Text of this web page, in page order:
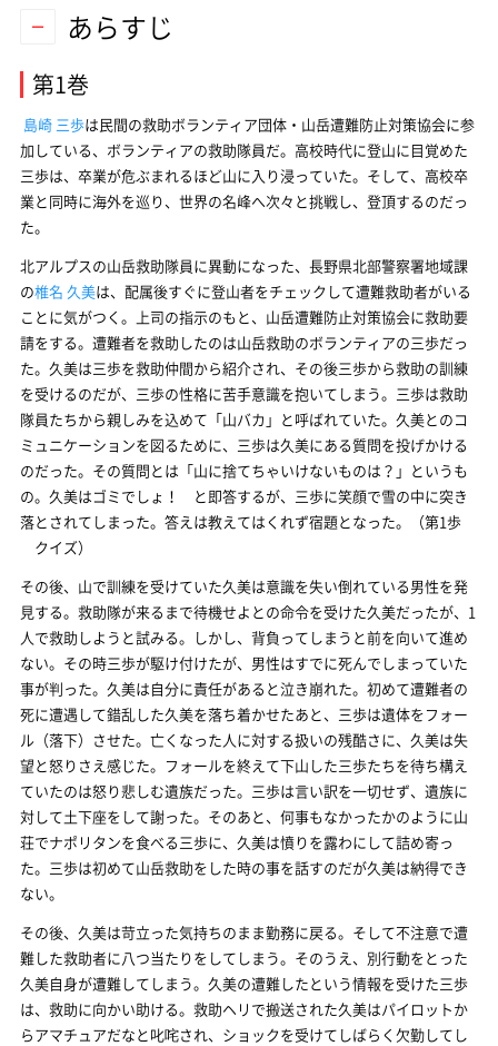
あらすじ
第1巻
島崎 三歩は民間の救助ボランティア団体・山岳遭難防止対策協会に参
加している、ボランティアの救助隊員だ。高校時代に登山に目覚めた
三歩は、卒業が危ぶまれるほど山に入り浸っていた。そして、高校卒
業と同時に海外を巡り、世界の名峰へ次々と挑戦し、登頂するのだっ
た。
北アルプスの山岳救助隊員に異動になった、長野県北部警察署地域課
の椎名 久美は、配属後すぐに登山者をチェックして遭難救助者がいる
ことに気がつく。上司の指示のもと、山岳遭難防止対策協会に救助要
請をする。遭難者を救助したのは山岳救助のボランティアの三歩だっ
た。久美は三歩を救助仲間から紹介され、その後三歩から救助の訓練
を受けるのだが、三歩の性格に苦手意識を抱いてしまう。三歩は救助
隊員たちから親しみを込めて「山バカ」と呼ばれていた。久美とのコ
ミュニケーションを図るために、三歩は久美にある質問を投げかける
のだった。その質問とは「山に捨てちゃいけないものは？」というも
の。久美はゴミでしょ！ と即答するが、三歩に笑顔で雪の中に突き
落とされてしまった。答えは教えてはくれず宿題となった。（第1歩
クイズ）
その後、山で訓練を受けていた久美は意識を失い倒れている男性を発
見する。救助隊が来るまで待機せよとの命令を受けた久美だったが、1
人で救助しようと試みる。しかし、背負ってしまうと前を向いて進め
ない。その時三歩が駆け付けたが、男性はすでに死んでしまっていた
事が判った。久美は自分に責任があると泣き崩れた。初めて遭難者の
死に遭遇して錯乱した久美を落ち着かせたあと、三歩は遺体をフォー
ル（落下）させた。亡くなった人に対する扱いの残酷さに、久美は失
望と怒りさえ感じた。フォールを終えて下山した三歩たちを待ち構え
ていたのは怒り悲しむ遺族だった。三歩は言い訳を一切せず、遺族に
対して土下座をして謝った。そのあと、何事もなかったかのように山
荘でナポリタンを食べる三歩に、久美は憤りを露わにして詰め寄っ
た。三歩は初めて山岳救助をした時の事を話すのだが久美は納得でき
ない。
その後、久美は苛立った気持ちのまま勤務に戻る。そして不注意で遭
難した救助者に八つ当たりをしてしまう。そのうえ、別行動をとった
久美自身が遭難してしまう。久美の遭難したという情報を受けた三歩
は、救助に向かい助ける。救助ヘリで搬送された久美はパイロットか
らアマチュアだなと叱咤され、ショックを受けてしばらく欠勤してし